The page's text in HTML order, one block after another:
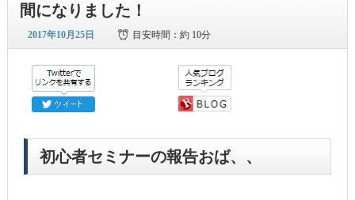
間になりました！
2017年10月25日 目安時間：約 10分
初心者セミナーの報告おば、、